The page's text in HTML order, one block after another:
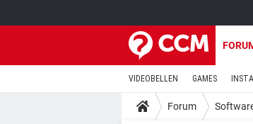
VIDEOBELLEN GAMES
Forum